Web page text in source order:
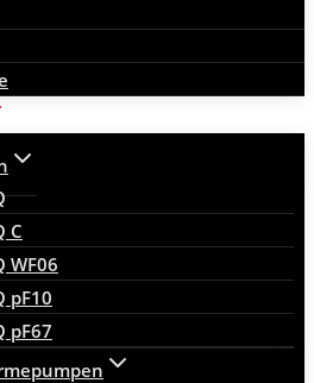
C
WF06
pF10
pF67